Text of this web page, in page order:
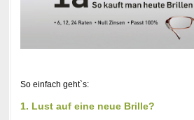
So einfach geht`s:
1. Lust auf eine neue Brille?